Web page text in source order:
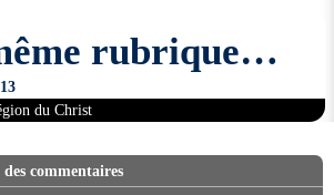
rubrique…
du Christ
commentaires